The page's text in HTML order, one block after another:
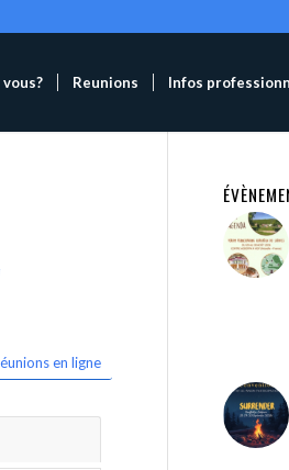
Reunions Infos
en ligne